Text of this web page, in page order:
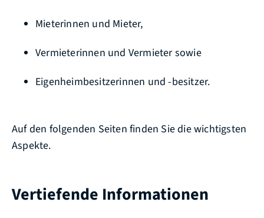
Mieterinnen und Mieter,
Vermieterinnen und Vermieter sowie
Eigenheimbesitzerinnen und -besitzer.
Auf den folgenden Seiten finden Sie die wichtigsten
Aspekte.
Vertiefende Informationen